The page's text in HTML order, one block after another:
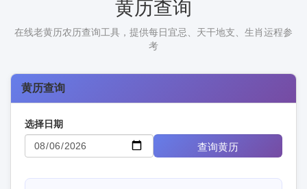
黄历查询
在线老黄历农历查询工具，提供每日宜忌、天干地支、生肖运程参
考
黄历查询
选择日期
查询黄历